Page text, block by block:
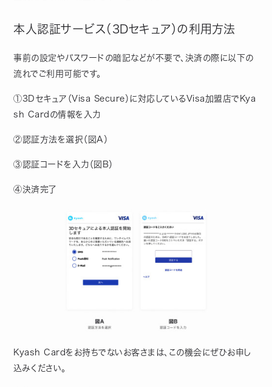
本人認証サービス（3Dセキュア）の利用方法
事前の設定やパスワードの暗記などが不要で、決済の際に以下の
流れでご利用可能です。
①3Dセキュア（Visa Secure）に対応しているVisa加盟店でKya
sh Cardの情報を入力
②認証方法を選択（図A）
③認証コードを入力（図B）
④決済完了
Kyash Cardをお持ちでないお客さまは、この機会にぜひお申し
込みください。